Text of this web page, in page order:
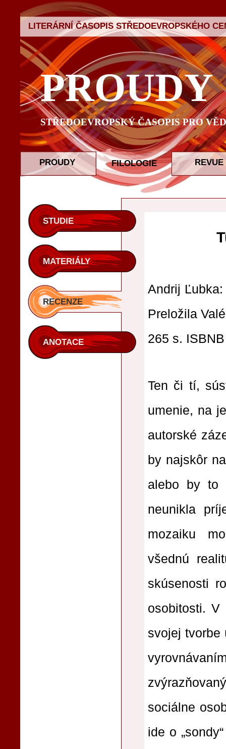
LITERÁRNÍ ČASOPIS STŘEDOEVROPSKÉHO
PROUDY
STŘEDOEVROPSKÝ ČASOPIS PRO
PROUDY FILOLOGIE REVUE
STUDIE
MATERIÁLY
RECENZE
ANOTACE
Andrij
Preložila
265 s.
Ten či tí,
umenie, na
autorské
by najskôr
alebo by to
neunikla
mozaiku
všednú
skúsenosti
osobitosti.
svojej tvorbe
sociálne
ide o